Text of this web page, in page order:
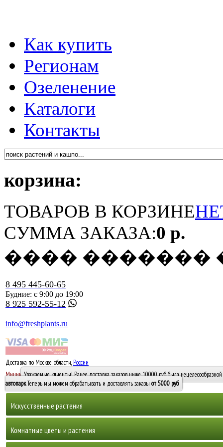
Как купить
Регионам
Озеленение
Каталоги
Контакты
корзина:
ТОВАРОВ В КОРЗИНЕ
СУММА ЗАКАЗА:0 р.
���� �������
8 495 445-60-65
Будние: с 9:00 до 19:00
8 925 592-55-12
info@freshplants.ru
Доставка по Москве, области, России
Минимальный заказ -10 0005000 руб.
Уважаемые клиенты! Ранее доставка заказов ниже 10000 руб. была
автопарк. Теперь мы можем обрабатывать и доставлять заказы от 5000 руб.
Искусственные растения
Горшечные растения, кусты и мох
Комнатные цветы и растения